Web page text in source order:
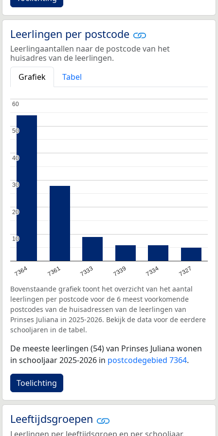
Leerlingen per postcode
Leerlingaantallen naar de postcode van het
huisadres van de leerlingen.
Grafiek
Tabel
7364 7361 7333 7339 7334 7327
10
10
20
20
30
30
40
40
50
50
60
60
Bovenstaande grafiek toont het overzicht van het aantal
leerlingen per postcode voor de 6 meest voorkomende
postcodes van de huisadressen van de leerlingen van
Prinses Juliana in 2025-2026. Bekijk de data voor de eerdere
schooljaren in de tabel.
De meeste leerlingen (54) van Prinses Juliana wonen
in schooljaar 2025-2026 in postcodegebied 7364.
Toelichting
Leeftijdsgroepen